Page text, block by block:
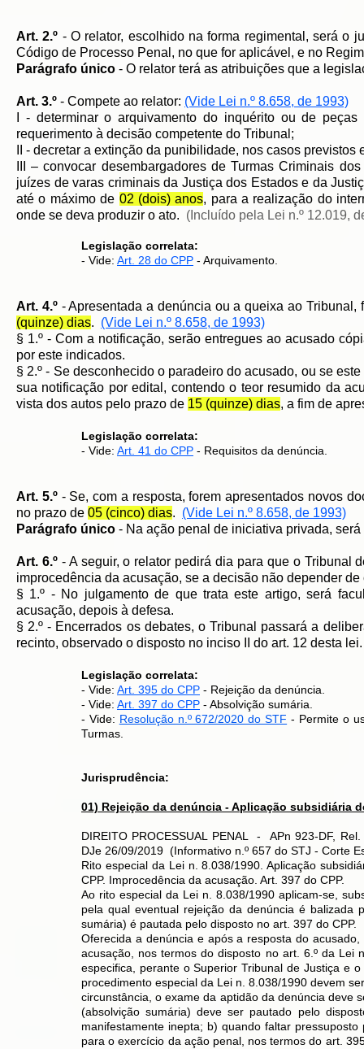
Art. 2.º - O relator, escolhido na forma regimental, será o
Código de Processo Penal, no que for aplicável, e no
Parágrafo único - O relator terá as atribuições que a
Art. 3.º - Compete ao relator: (Vide Lei n.º 8.658, de 1993)
I - determinar o arquivamento do inquérito ou de
requerimento à decisão competente do Tribunal;
II - decretar a extinção da punibilidade, nos casos previstos
III – convocar desembargadores de Turmas Criminais
juízes de varas criminais da Justiça dos Estados e da
até o máximo de 02 (dois) anos, para a realização do
onde se deva produzir o ato. (Incluído pela Lei n.º 12.019,
Legislação correlata:
- Vide: Art. 28 do CPP - Arquivamento.
Art. 4.º- Apresentada a denúncia ou a queixa ao
(quinze) dias. (Vide Lei n.º 8.658, de 1993)
§ 1.º - Com a notificação, serão entregues ao acusado
por este indicados.
§ 2.º - Se desconhecido o paradeiro do acusado, ou se
sua notificação por edital, contendo o teor resumido da
vista dos autos pelo prazo de 15 (quinze) dias, a fim de
Legislação correlata:
- Vide: Art. 41 do CPP - Requisitos da denúncia.
Art. 5.º- Se, com a resposta, forem apresentados novos
no prazo de 05 (cinco) dias. (Vide Lei n.º 8.658, de 1993)
Parágrafo único - Na ação penal de iniciativa privada,
​Art. 6.º- A seguir, o relator pedirá dia para que o Tribunal
improcedência da acusação, se a decisão não depender
§ 1.º - No julgamento de que trata este artigo, será
acusação, depois à defesa.
§ 2.º - Encerrados os debates, o Tribunal passará a
recinto, observado o disposto no inciso II do art. 12 desta lei.
Legislação correlata:
- Vide: Art. 395 do CPP - Rejeição da denúncia.
- Vide: Art. 397 do CPP - Absolvição sumária.
- Vide: Resolução n.º 672/2020 do STF - Permite o
Turmas.
Jurisprudência:
01) Rejeição da denúncia - Aplicação subsidiária
DIREITO PROCESSUAL PENAL - APn 923-DF, Rel.
DJe 26/09/2019 (Informativo n.º 657 do STJ - Corte
Rito especial da Lei n. 8.038/1990. Aplicação
CPP. Improcedência da acusação. Art. 397 do CPP.
Ao rito especial da Lei n. 8.038/1990 aplicam-se,
pela qual eventual rejeição da denúncia é balizada
sumária) é pautada pelo disposto no art. 397 do CPP.
Oferecida a denúncia e após a resposta do
acusação, nos termos do disposto no art. 6.º da Lei
especifica, perante o Superior Tribunal de Justiça e
procedimento especial da Lei n. 8.038/1990 devem
circunstância, o exame da aptidão da denúncia deve
(absolvição sumária) deve ser pautado pelo
manifestamente inepta; b) quando faltar
para o exercício da ação penal, nos termos do art.